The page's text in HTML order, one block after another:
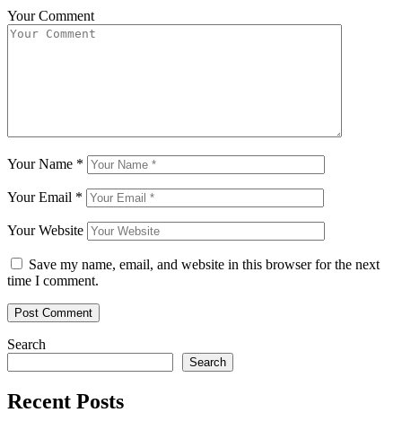
Your Comment
Your Name *
Your Email *
Your Website
Save my name, email, and website in this browser for the next
time I comment.
Search
Search
Recent Posts